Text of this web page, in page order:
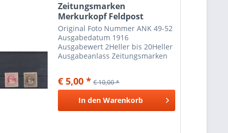
Zeitungsmarken
Merkurkopf Feldpost
ANK.Nr....
Original Foto Nummer ANK 49-52
Ausgabedatum 1916
Ausgabewert 2Heller bis 20Heller
Ausgabeanlass Zeitungsmarken
Papier- oder Falzreste aufweisen
€ 5,00 * € 10,00 *
In den Warenkorb